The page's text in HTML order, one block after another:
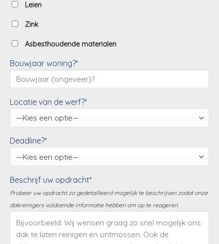
Leien
Zink
Asbesthoudende materialen
Bouwjaar woning?*
Locatie van de werf?*
Deadline?*
Beschrijf uw opdracht*
Probeer uw opdracht zo gedetailleerd mogelijk te beschrijven zodat onze
dakreinigers voldoende informatie hebben om op te reageren.